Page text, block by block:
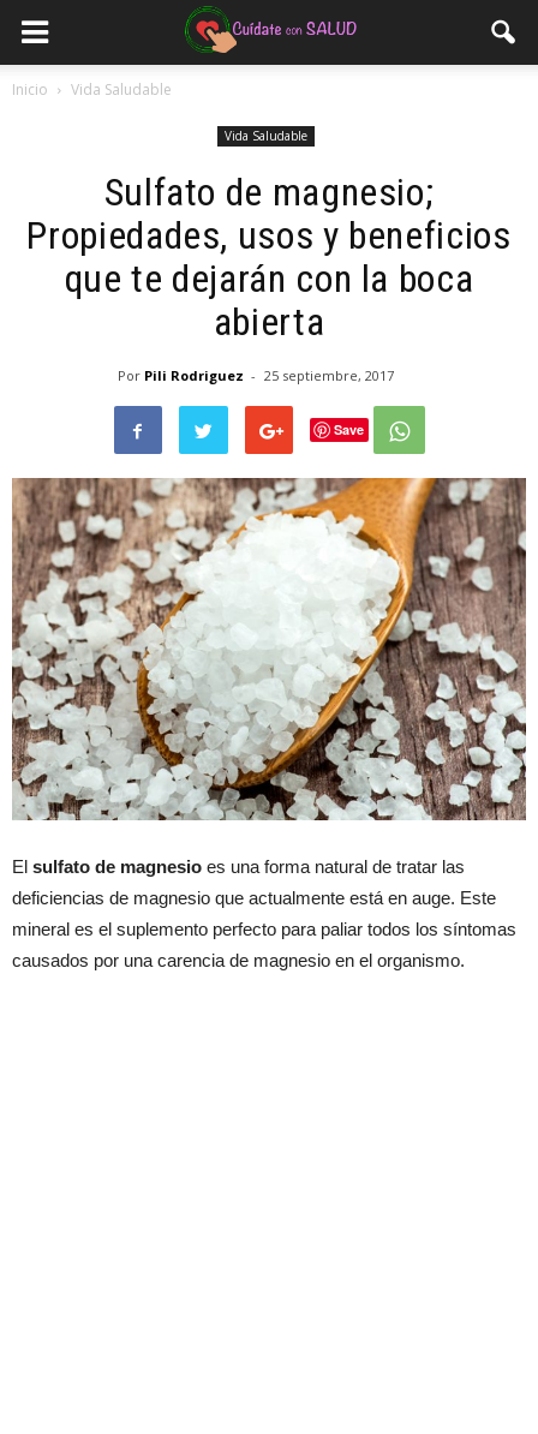
Inicio Vida Saludable
Vida Saludable
Sulfato de magnesio;
Propiedades, usos y beneficios
que te dejarán con la boca
abierta
Por Pili Rodriguez - 25 septiembre, 2017
Save
El sulfato de magnesio es una forma natural de tratar las
deficiencias de magnesio que actualmente está en auge. Este
mineral es el suplemento perfecto para paliar todos los síntomas
causados por una carencia de magnesio en el organismo.